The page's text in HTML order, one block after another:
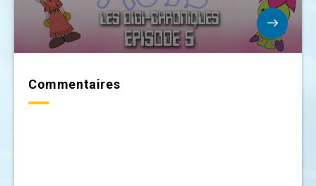
Commentaires